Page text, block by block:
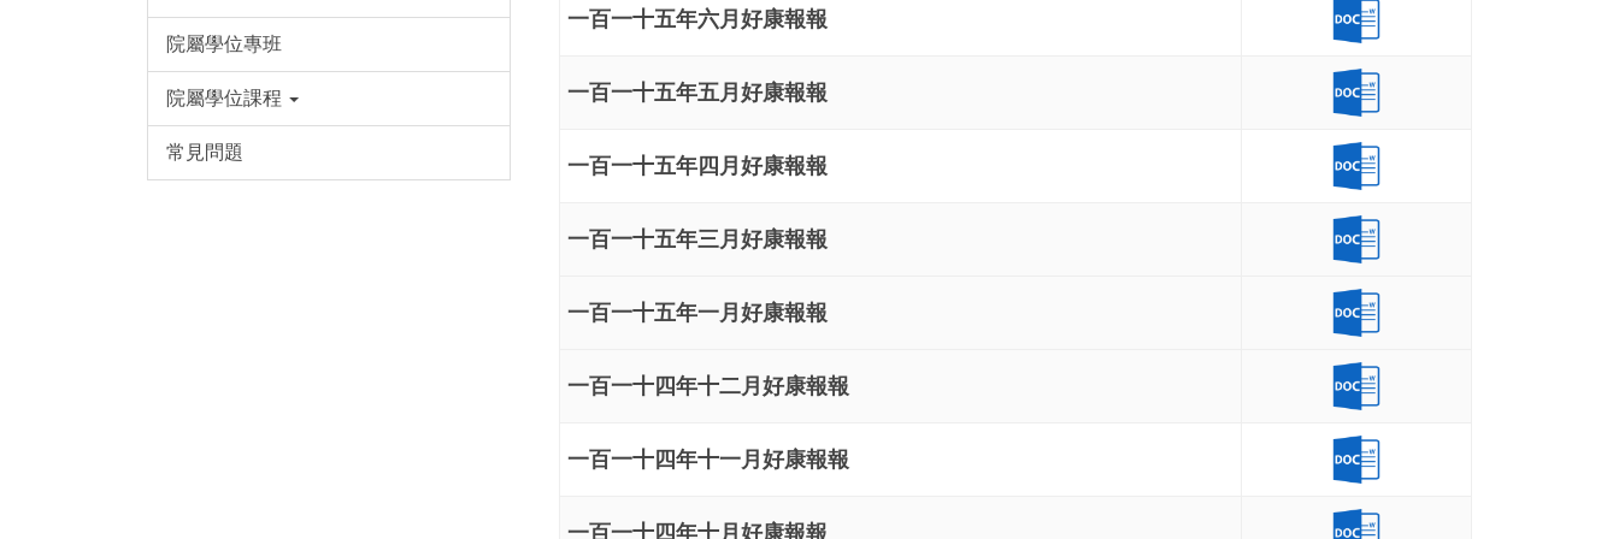
院屬學位專班
院屬學位課程
常見問題
一百一十五年六月好康報報
一百一十五年五月好康報報
一百一十五年四月好康報報
一百一十五年三月好康報報
一百一十五年一月好康報報
一百一十四年十二月好康報報
一百一十四年十一月好康報報
一百一十四年十月好康報報